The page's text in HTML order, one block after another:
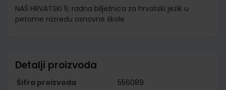
NAŠ HRVATSKI 5; radna bilježnica za hrvatski jezik u
petome razredu osnovne škole
Detalji proizvoda
Šifra proizvoda
556089